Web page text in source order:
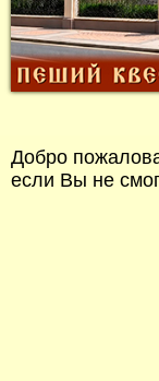
Добро
если Вы не